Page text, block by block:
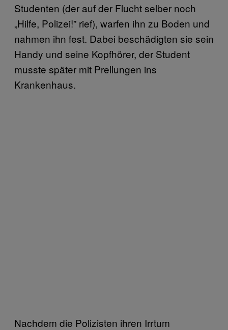
Studenten (der auf der Flucht selber noch
„Hilfe, Polizei!” rief), warfen ihn zu Boden und
nahmen ihn fest. Dabei beschädigten sie sein
Handy und seine Kopfhörer, der Student
musste später mit Prellungen ins
Krankenhaus.
Nachdem die Polizisten ihren Irrtum